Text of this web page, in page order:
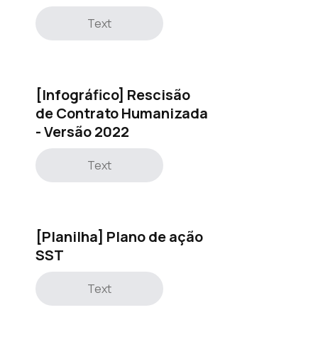
Text
[Infográfico] Rescisão
de Contrato Humanizada
- Versão 2022
Text
[Planilha] Plano de ação
SST
Text